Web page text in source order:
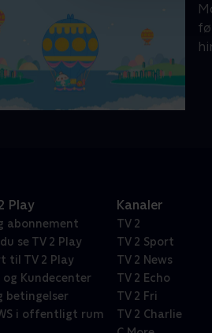
Play
abonnement
se TV 2 Play
til TV 2 Play
og Kundecenter
betingelser
i offentligt rum
Kanaler
TV 2
TV 2 Sport
TV 2 News
TV 2 Echo
TV 2 Fri
TV 2 Charlie